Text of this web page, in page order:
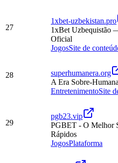
27
1xbet-uzbekistan.pro
1xBet Uzbequistão
Oficial
JogosSite de
28
superhumanera.org
A Era Sobre-
EntretenimentoSite
29
pgb23.vip
PGBET - O Melhor
Rápidos
JogosPlataforma